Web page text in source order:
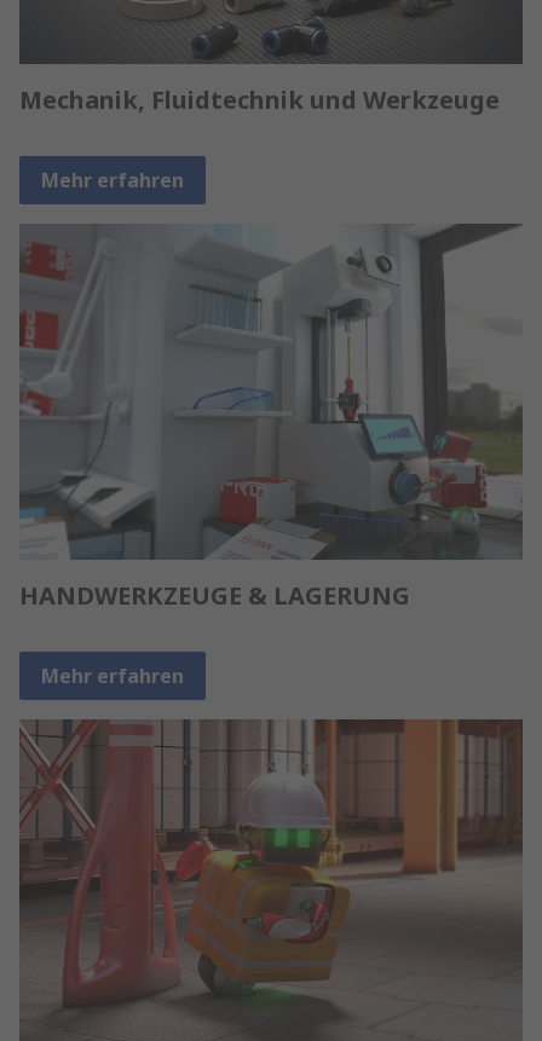
Mechanik, Fluidtechnik und Werkzeuge
Mehr erfahren
HANDWERKZEUGE & LAGERUNG
Mehr erfahren